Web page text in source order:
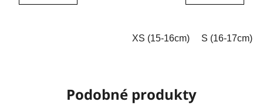
XS (15-16cm) S (16-17cm)
Podobné produkty